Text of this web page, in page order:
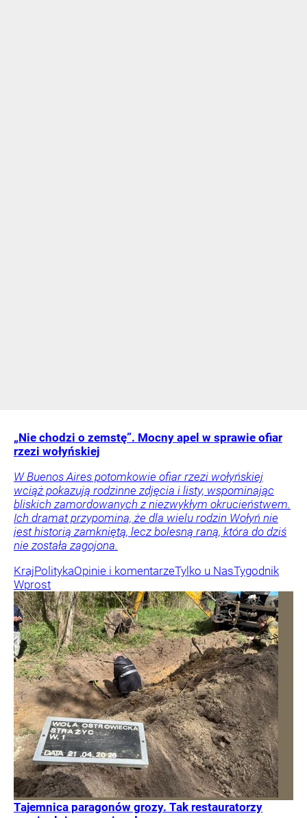
„Nie chodzi o zemstę”. Mocny apel w sprawie ofiar
rzezi wołyńskiej
W Buenos Aires potomkowie ofiar rzezi wołyńskiej
wciąż pokazują rodzinne zdjęcia i listy, wspominając
bliskich zamordowanych z niezwykłym okrucieństwem.
Ich dramat przypomina, że dla wielu rodzin Wołyń nie
jest historią zamkniętą, lecz bolesną raną, która do dziś
nie została zagojona.
KrajPolitykaOpinie i komentarzeTylko u NasTygodnik
Wprost
Tajemnica paragonów grozy. Tak restauratorzy